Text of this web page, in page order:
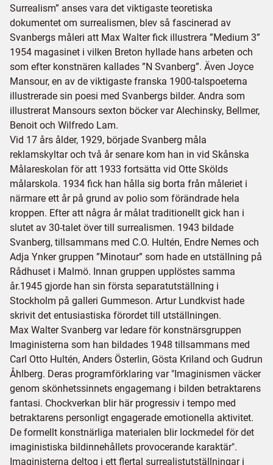
Surrealism” anses vara det viktigaste teoretiska
dokumentet om surrealismen, blev så fascinerad av
Svanbergs måleri att Max Walter fick illustrera ”Medium 3”
1954 magasinet i vilken Breton hyllade hans arbeten och
som efter konstnären kallades ”N Svanberg”. Även Joyce
Mansour, en av de viktigaste franska 1900-talspoeterna
illustrerade sin poesi med Svanbergs bilder. Andra som
illustrerat Mansours sexton böcker var Alechinsky, Bellmer,
Benoit och Wilfredo Lam.
Vid 17 års ålder, 1929, började Svanberg måla
reklamskyltar och två år senare kom han in vid Skånska
Målareskolan för att 1933 fortsätta vid Otte Skölds
målarskola. 1934 fick han hålla sig borta från måleriet i
närmare ett år på grund av polio som förändrade hela
kroppen. Efter att några år målat traditionellt gick han i
slutet av 30-talet över till surrealismen. 1943 bildade
Svanberg, tillsammans med C.O. Hultén, Endre Nemes och
Adja Ynker gruppen ”Minotaur” som hade en utställning på
Rådhuset i Malmö. Innan gruppen upplöstes samma
år.1945 gjorde han sin första separatutställning i
Stockholm på galleri Gummeson. Artur Lundkvist hade
skrivit det entusiastiska förordet till utställningen.
Max Walter Svanberg var ledare för konstnärsgruppen
Imaginisterna som han bildades 1948 tillsammans med
Carl Otto Hultén, Anders Österlin, Gösta Kriland och Gudrun
Åhlberg. Deras programförklaring var "Imaginismen väcker
genom skönhetssinnets engagemang i bilden betraktarens
fantasi. Chockverkan blir här progressiv i tempo med
betraktarens personligt engagerade emotionella aktivitet.
De formellt konstnärliga materialen blir lockmedel för det
imaginistiska bildinnehållets provocerande karaktär".
Imaginisterna deltog i ett flertal surrealistutställningar i